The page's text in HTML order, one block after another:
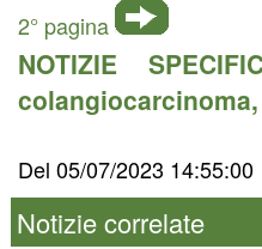
2° pagina
NOTIZIE
colangiocarcinoma,
Del 05/07/2023 14:55:00
Notizie correlate